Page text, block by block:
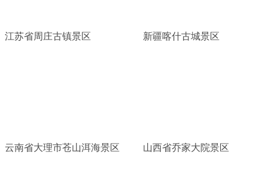
江苏省周庄古镇景区 新疆喀什古城景区
云南省大理市苍山洱海景区 山西省乔家大院景区